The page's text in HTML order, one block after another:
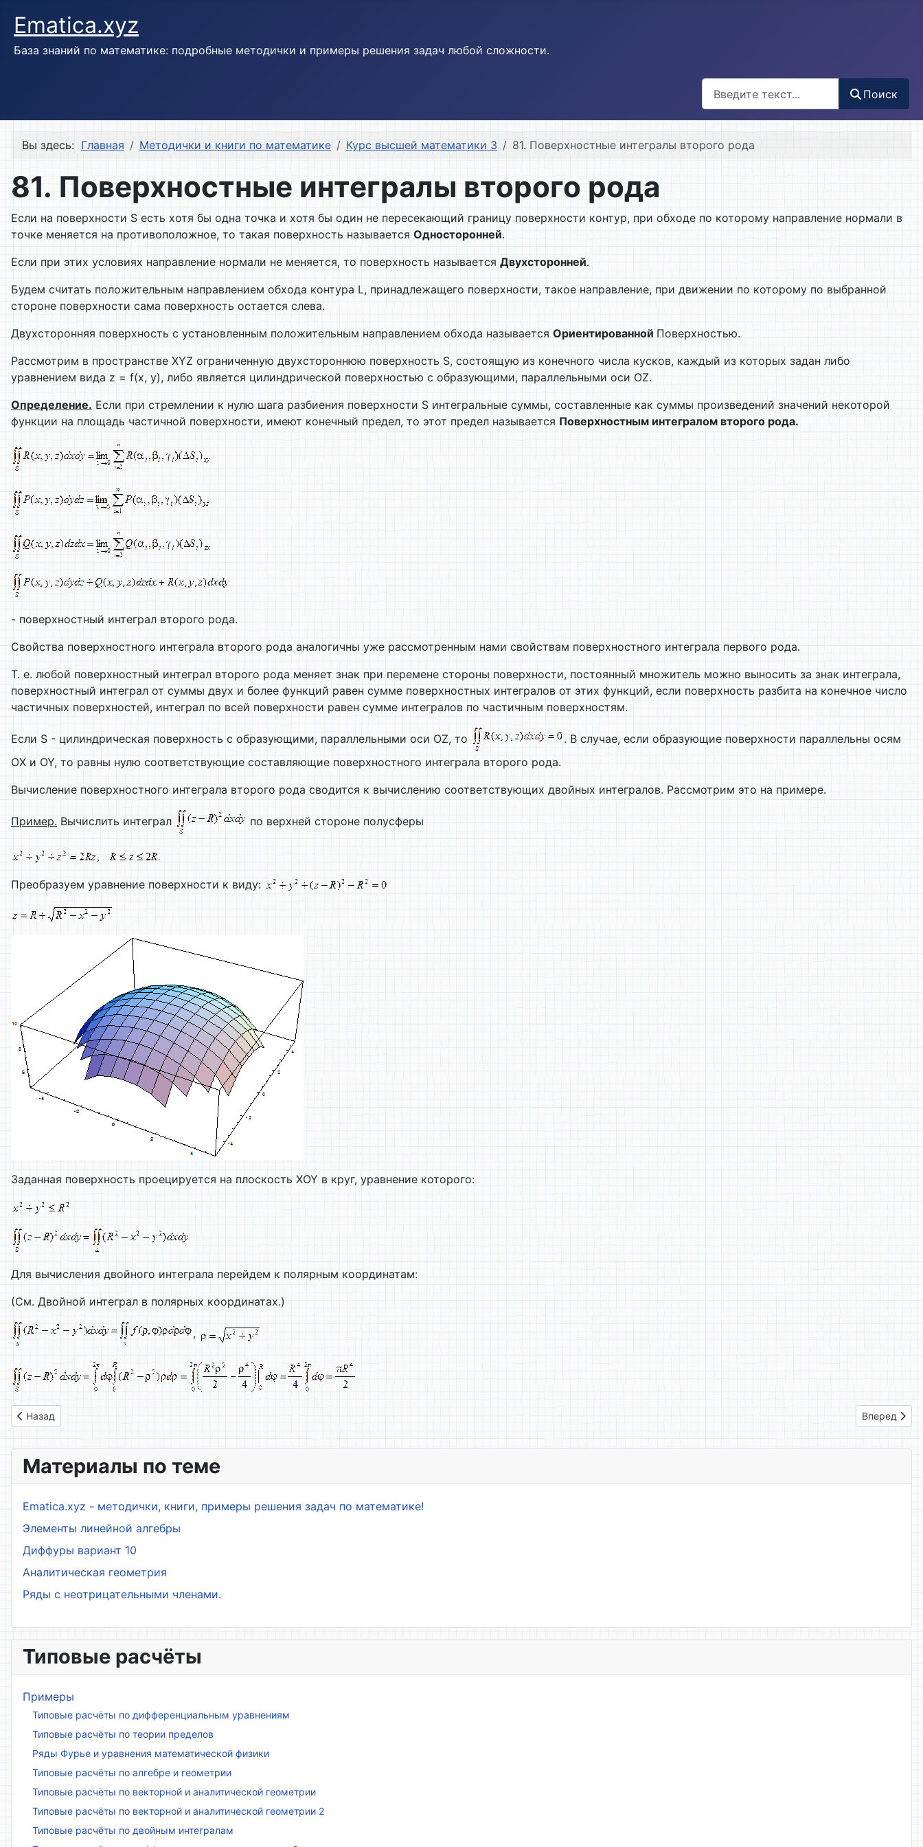
Ematica.xyz
База знаний по математике: подробные методички и примеры решения задач любой сложности.
Поиск
Вы здесь: Главная Методички и книги по математике Курс высшей математики 3 81. Поверхностные интегралы второго рода
81. Поверхностные интегралы второго рода
Если на поверхности S есть хотя бы одна точка и хотя бы один не пересекающий границу поверхности контур, при обходе по которому направление нормали в
точке меняется на противоположное, то такая поверхность называется Односторонней.
Если при этих условиях направление нормали не меняется, то поверхность называется Двухсторонней.
Будем считать положительным направлением обхода контура L, принадлежащего поверхности, такое направление, при движении по которому по выбранной
стороне поверхности сама поверхность остается слева.
Двухсторонняя поверхность с установленным положительным направлением обхода называется Ориентированной Поверхностью.
Рассмотрим в пространстве XYZ ограниченную двухстороннюю поверхность S, состоящую из конечного числа кусков, каждый из которых задан либо
уравнением вида z = f(x, y), либо является цилиндрической поверхностью с образующими, параллельными оси OZ.
Определение. Если при стремлении к нулю шага разбиения поверхности S интегральные суммы, составленные как суммы произведений значений некоторой
функции на площадь частичной поверхности, имеют конечный предел, то этот предел называется Поверхностным интегралом второго рода.
- поверхностный интеграл второго рода.
Свойства поверхностного интеграла второго рода аналогичны уже рассмотренным нами свойствам поверхностного интеграла первого рода.
Т. е. любой поверхностный интеграл второго рода меняет знак при перемене стороны поверхности, постоянный множитель можно выносить за знак интеграла,
поверхностный интеграл от суммы двух и более функций равен сумме поверхностных интегралов от этих функций, если поверхность разбита на конечное число
частичных поверхностей, интеграл по всей поверхности равен сумме интегралов по частичным поверхностям.
Если S - цилиндрическая поверхность с образующими, параллельными оси OZ, то
. В случае, если образующие поверхности параллельны осям
OX и OY, то равны нулю соответствующие составляющие поверхностного интеграла второго рода.
Вычисление поверхностного интеграла второго рода сводится к вычислению соответствующих двойных интегралов. Рассмотрим это на примере.
Пример. Вычислить интеграл по верхней стороне полусферы
Преобразуем уравнение поверхности к виду:
Заданная поверхность проецируется на плоскость XOY в круг, уравнение которого:
Для вычисления двойного интеграла перейдем к полярным координатам:
(См. Двойной интеграл в полярных координатах.)
,
Предыдущий: 80. Свойства поверхностного интеграла первого рода
Назад Следующий:
Вперед
Материалы по теме
Ematica.xyz - методички, книги, примеры решения задач по математике!
Элементы линейной алгебры
Диффуры вариант 10
Аналитическая геометрия
Ряды с неотрицательными членами.
Типовые расчёты
Примеры
Типовые расчёты по дифференциальным уравнениям
Типовые расчёты по теории пределов
Ряды Фурье и уравнения математической физики
Типовые расчёты по алгебре и геометрии
Типовые расчёты по векторной и аналитической геометрии
Типовые расчёты по векторной и аналитической геометрии 2
Типовые расчёты по двойным интегралам